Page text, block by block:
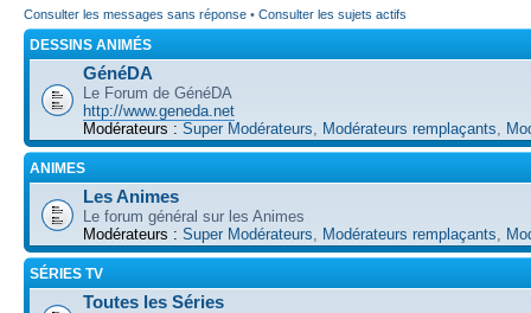
Consulter les messages sans réponse • Consulter les sujets actifs
DESSINS ANIMÉS
GénéDA
Le Forum de GénéDA
http://www.geneda.net
Modérateurs : Super Modérateurs Modérateurs remplaçants
ANIMES
Les Animes
Le forum général sur les Animes
Modérateurs : Super Modérateurs Modérateurs remplaçants
SÉRIES TV
Toutes les Séries